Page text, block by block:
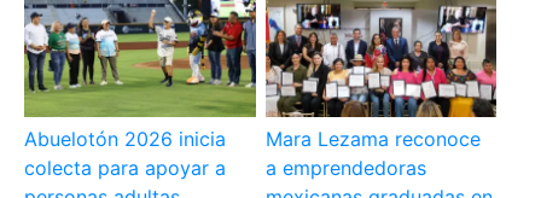
Abuelotón 2026 inicia
colecta para apoyar a
Mara Lezama reconoce
a emprendedoras